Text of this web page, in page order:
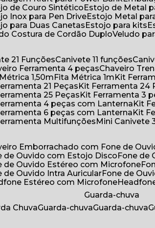
de Couro Sintético
Estojo de Metal
Inox para Pen Drive
Estojo Metal
para Duas Canetas
Estojo para kits
Costura de Cordão Duplo Veludo
21 Funções
Canivete 11 funções
Ferramenta 4 peças
Chaveiro
Métrica 1,50m
Fita Métrica 1m Kit
21 Peças
Kit Ferramenta 24
25 Peças
Kit Ferramenta 3
4 peças com Lanterna
Kit
6 peças com Lanterna
Kit
Multifunções
Mini Canivete
Emborrachado com Fone de
de Ouvido com Estojo Disco
Fone
de Ouvido Estéreo com Microfone
de Ouvido Intra Auricular Fone de
Estéreo com Microfone
Guarda-chuva
Chuva
Guarda-chuva Guarda-chuva